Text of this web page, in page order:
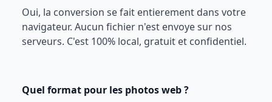
Oui, la conversion se fait entierement dans votre
navigateur. Aucun fichier n'est envoye sur nos
serveurs. C'est 100% local, gratuit et confidentiel.
Quel format pour les photos web ?